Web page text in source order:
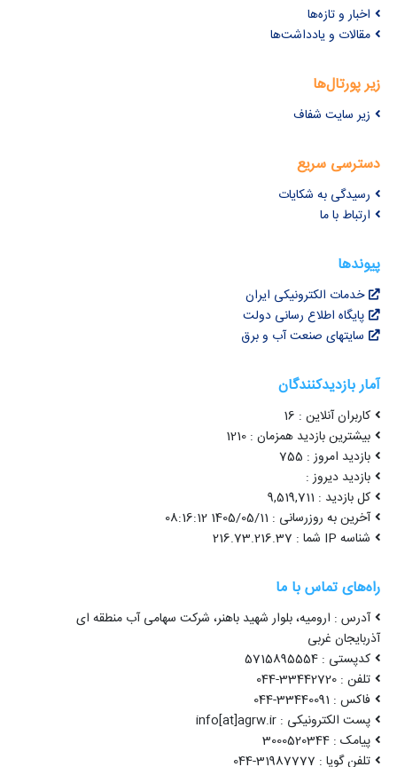
اخبار و تازه‌ها
مقالات و یادداشت‌ها
زیر پورتال‌ها
زیر سایت شفاف
دسترسی سریع
رسیدگی به شکایات
ارتباط با ما
پیوندها
خدمات الکترونیکی ایران
پایگاه اطلاع رسانی دولت
سایتهای صنعت آب و برق
آمار بازدیدکنندگان
کاربران آنلاین : 16
بیشترین بازدید همزمان : 1210
بازدید امروز : 755
بازدید دیروز :
کل بازدید : 9,519,711
آخرین به روزرسانی : 1405/05/11 08:16:12
شناسه IP شما : 216.73.216.37
راه‌های تماس با ما
آدرس : ارومیه، بلوار شهید باهنر، شرکت سهامی آب منطقه ای
آذربایجان غربی
کدپستی : 5715895554
تلفن : 33442720-044
فاکس : 33440091-044
پست الکترونیکی : info[at]agrw.ir
پیامک : 3000520344
تلفن گویا : 31987777-044